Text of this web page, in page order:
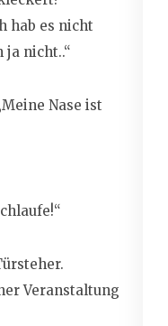
hab es nicht
nicht..“
Nase ist
Veranstaltung